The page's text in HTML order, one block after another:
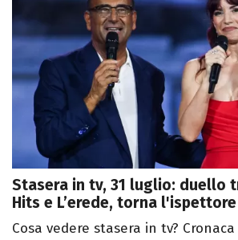
Stasera in tv, 31 luglio: duello
Hits e L’erede, torna
Cosa vedere stasera in tv?